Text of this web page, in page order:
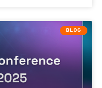
BLOG